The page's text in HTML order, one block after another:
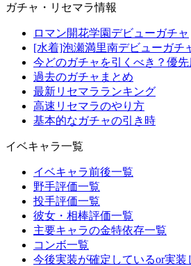
ガチャ・リセマラ情報
ロマン開花学園デビューガチャ
[水着]泡瀬満里南デビューガチ
今どのガチャを引くべき？優先
過去のガチャまとめ
最新リセマラランキング
高速リセマラのやり方
基本的なガチャの引き時
イベキャラ一覧
イベキャラ前後一覧
野手評価一覧
投手評価一覧
彼女・相棒評価一覧
主要キャラの金特依存一覧
コンボ一覧
今後実装が確定しているor実装